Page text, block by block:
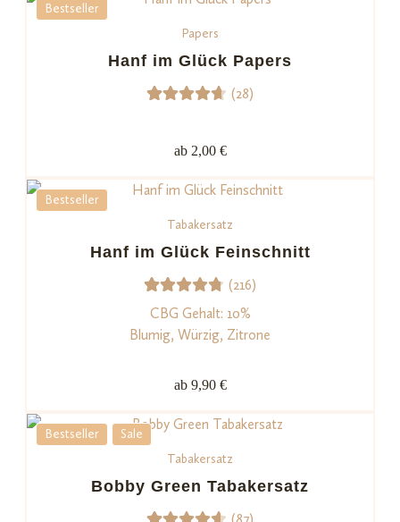
Bestseller
Papers
Hanf im Glück Papers
4.71von
5,
nd auf
Kundenb
ngen
(28)
ab 2,00 €
Bestseller
Tabakersatz
Hanf im Glück Feinschnitt
Bewerte
t mit
basieren
d auf
216
ewertun
gen
(216)
CBG Gehalt: 10%
Blumig, Würzig, Zitrone
ab 9,90 €
Bestseller
Sale
Tabakersatz
Bobby Green Tabakersatz